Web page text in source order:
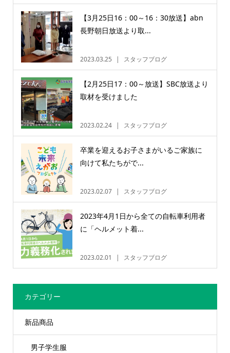
【3月25日16：00～16：30放送】abn
長野朝日放送より取...
2023.03.25 スタッフブログ
【2月25日17：00～放送】SBC放送より
取材を受けました
2023.02.24 スタッフブログ
卒業を迎えるお子さまがいるご家族に
向けて私たちがで...
2023.02.07 スタッフブログ
2023年4月1日から全ての自転車利用者
に「ヘルメット着...
2023.02.01 スタッフブログ
カテゴリー
新品商品
男子学生服